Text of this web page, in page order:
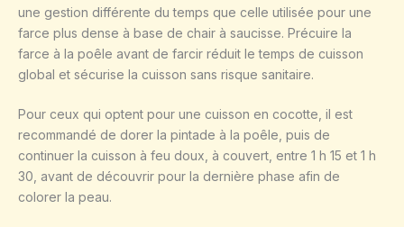
une gestion différente du temps que celle utilisée pour une
farce plus dense à base de chair à saucisse. Précuire la
farce à la poêle avant de farcir réduit le temps de cuisson
global et sécurise la cuisson sans risque sanitaire.
Pour ceux qui optent pour une cuisson en cocotte, il est
recommandé de dorer la pintade à la poêle, puis de
continuer la cuisson à feu doux, à couvert, entre 1 h 15 et 1 h
30, avant de découvrir pour la dernière phase afin de
colorer la peau.